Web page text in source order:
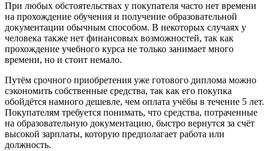
При любых обстоятельствах у покупателя часто нет времени
на прохождение обучения и получение образовательной
документации обычным способом. В некоторых случаях у
человека также нет финансовых возможностей, так как
прохождение учебного курса не только занимает много
времени, но и стоит немало.
Путём срочного приобретения уже готового диплома можно
сэкономить собственные средства, так как его покупка
обойдётся намного дешевле, чем оплата учёбы в течение 5 лет.
Покупателям требуется понимать, что средства, потраченные
на образовательную документацию, быстро вернутся за счёт
высокой зарплаты, которую предполагает работа или
должность.